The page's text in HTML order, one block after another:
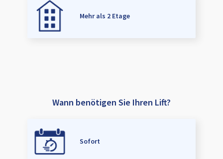
Mehr als 2 Etage
Wann benötigen Sie Ihren Lift?
Sofort